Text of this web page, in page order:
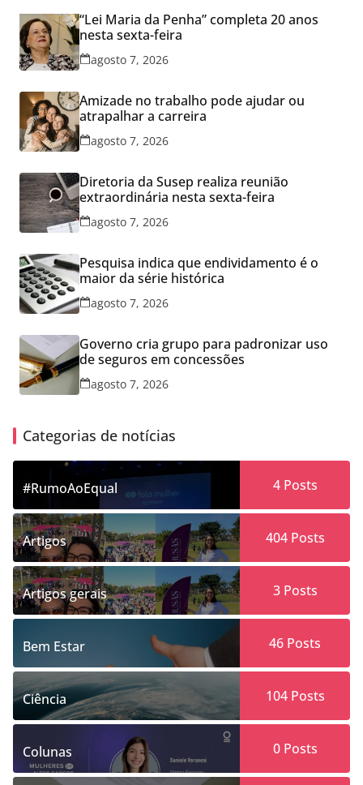
“Lei Maria da Penha” completa 20 anos
nesta sexta-feira
agosto 7, 2026
Amizade no trabalho pode ajudar ou
atrapalhar a carreira
agosto 7, 2026
Diretoria da Susep realiza reunião
extraordinária nesta sexta-feira
agosto 7, 2026
Pesquisa indica que endividamento é o
maior da série histórica
agosto 7, 2026
Governo cria grupo para padronizar uso
de seguros em concessões
agosto 7, 2026
Categorias de notícias
#RumoAoEqual 4Posts
Artigos 404Posts
Artigos gerais 3Posts
Bem Estar 46 Posts
Ciência 104Posts
Colunas 0Posts